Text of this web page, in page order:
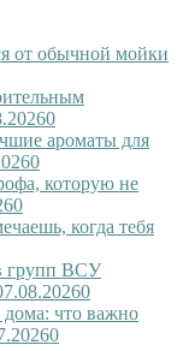
от обычной мойки
0
ароматы для
0
которую не
0
когда тебя
групп ВСУ
0
дома: что важно
0